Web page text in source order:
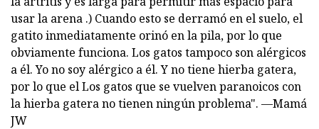
usar la arena .) Cuando esto se derramó en el suelo, el
gatito inmediatamente orinó en la pila, por lo que
obviamente funciona. Los gatos tampoco son alérgicos
a él. Yo no soy alérgico a él. Y no tiene hierba gatera,
por lo que el Los gatos que se vuelven paranoicos con
la hierba gatera no tienen ningún problema". —Mamá
JW